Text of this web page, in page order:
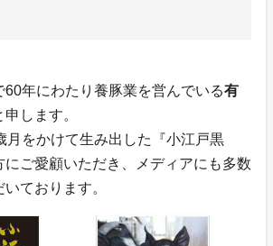
年にわたり養豚業を営んでいる有
申します。
月をかけて生み出した『小江戸黒
にご愛顧いただき、メディアにも多数
ております。